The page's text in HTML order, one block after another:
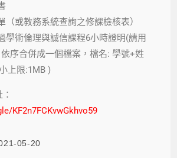
（或教務系統查詢之修課檢核表）
學術倫理與誠信課程6小時證明(請用
依序合併成一個檔案，檔名: 學號+姓
上限:1MB )
KF2n7FCKvwGkhvo59
05-20